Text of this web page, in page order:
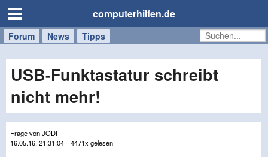
computerhilfen.de
Forum News Tipps
Handy
Tablet
Windows
Mac
USB-Funktastatur schreibt
nicht mehr!
Frage von JODI
16.05.16, 21:31:04 | 4471x gelesen